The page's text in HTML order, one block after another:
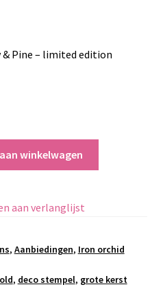
Pine – limited edition
winkelwagen
aan verlanglijst
, Aanbiedingen, Iron orchid
, deco stempel, grote kerst